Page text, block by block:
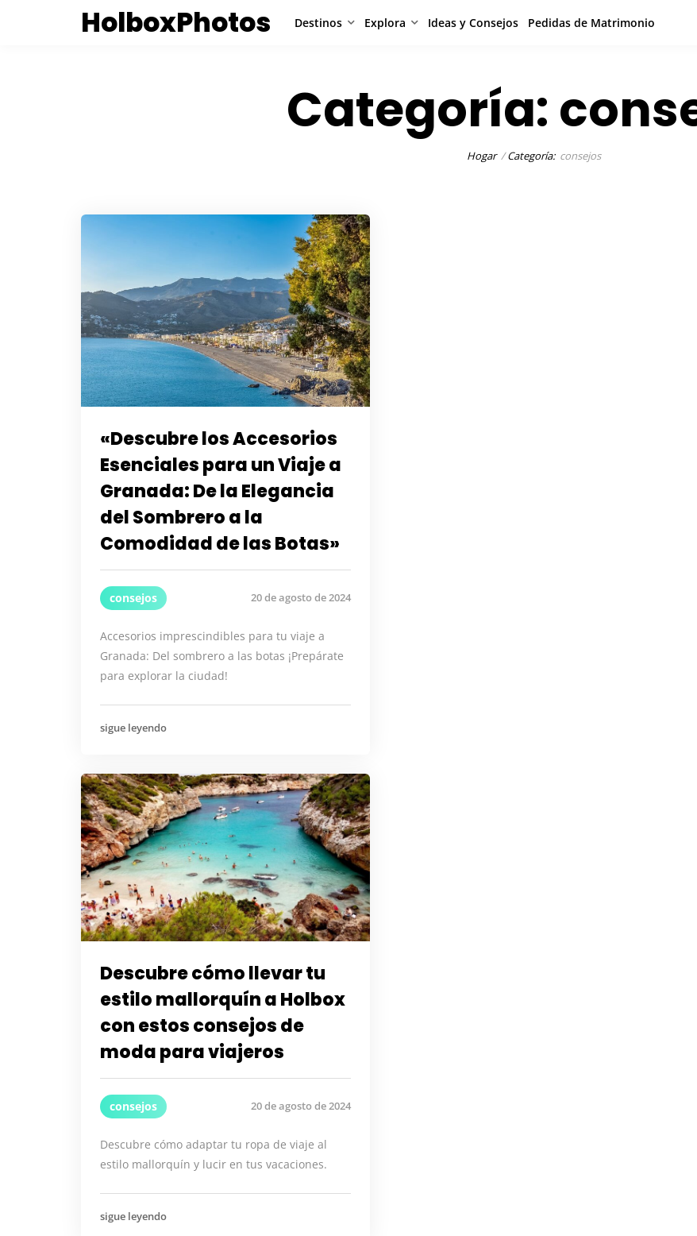
HolboxPhotos Destinos Explora Ideas y Consejos Pedidas de Matrimonio
Categoría:
Hogar Categoría: consejos
«Descubre los Accesorios
Esenciales para un Viaje a
Granada: De la Elegancia
del Sombrero a la
Comodidad de las Botas»
consejos 20 de agosto de 2024
Accesorios imprescindibles para tu viaje a
Granada: Del sombrero a las botas ¡Prepárate
para explorar la ciudad!
sigue leyendo
Descubre cómo llevar tu
estilo mallorquín a Holbox
con estos consejos de
moda para viajeros
consejos 20 de agosto de 2024
Descubre cómo adaptar tu ropa de viaje al
estilo mallorquín y lucir en tus vacaciones.
sigue leyendo